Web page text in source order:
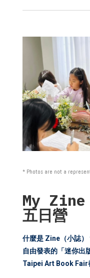
* Photos are not a
My Zine
五日營
什麼是Zine（小誌）
自由發表的「迷你出
Taipei Art Book Fair